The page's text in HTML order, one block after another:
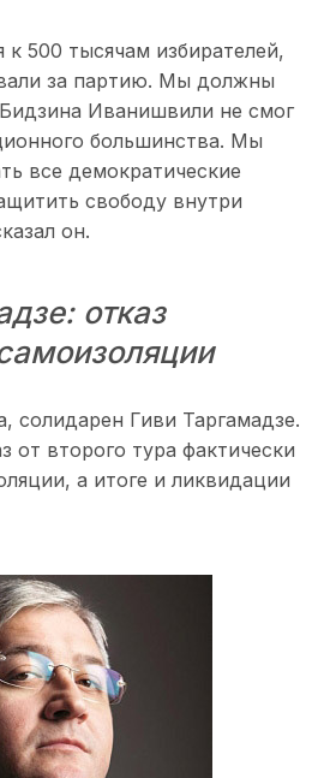
500 тысячам избирателей,
за партию. Мы должны
Иванишвили не смог
большинства. Мы
все демократические
свободу внутри
он.
отказ
солидарен Гиви Таргамадзе.
от второго тура фактически
а итоге и ликвидации